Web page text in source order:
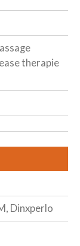
therapie
Dinxperlo